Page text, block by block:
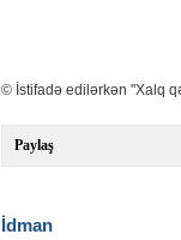
© İstifadə edilərkən "Xalq
Paylaş
İdman